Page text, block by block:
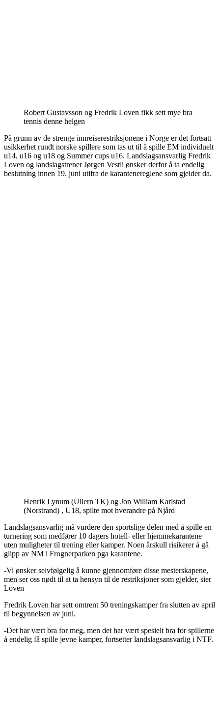
Robert Gustavsson og Fredrik Loven fikk sett mye bra
tennis denne helgen
På grunn av de strenge innreiserestriksjonene i Norge er det fortsatt
usikkerhet rundt norske spillere som tas ut til å spille EM individuelt
u14, u16 og u18 og Summer cups u16. Landslagsansvarlig Fredrik
Loven og landslagstrener Jørgen Vestli ønsker derfor å ta endelig
beslutning innen 19. juni utifra de karantenereglene som gjelder da.
Henrik Lynum (Ullern TK) og Jon William Karlstad
(Norstrand) , U18, spilte mot hverandre på Njård
Landslagsansvarlig må vurdere den sportslige delen med å spille en
turnering som medfører 10 dagers hotell- eller hjemmekarantene
uten muligheter til trening eller kamper. Noen årskull risikerer å gå
glipp av NM i Frognerparken pga karantene.
-Vi ønsker selvfølgelig å kunne gjennomføre disse mesterskapene,
men ser oss nødt til at ta hensyn til de restriksjoner som gjelder, sier
Loven
Fredrik Loven har sett omtrent 50 treningskamper fra slutten av april
til begynnelsen av juni.
-Det har vært bra for meg, men det har vært spesielt bra for spillerne
å endelig få spille jevne kamper, fortsetter landslagsansvarlig i NTF.